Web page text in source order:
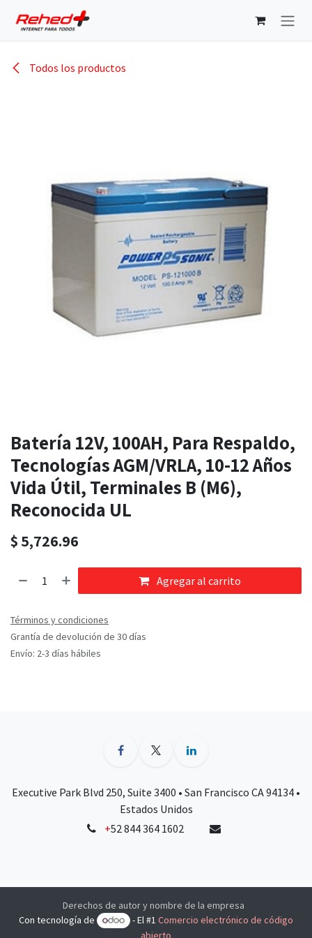
Todos los productos
Batería 12V, 100AH, Para Respaldo,
Tecnologías AGM/VRLA, 10-12 Años
Vida Útil, Terminales B (M6),
Reconocida UL
$ 5,726.96
Agregar al carrito
Términos y condiciones
Grantía de devolución de 30 días
Envío: 2-3 días hábiles
Executive Park Blvd 250, Suite 3400 • San Francisco CA 94134 •
Estados Unidos
+52 844 364 1602
Derechos de autor y nombre de la empresa
Con tecnología de
- El #1Comercio electrónico de código
abierto